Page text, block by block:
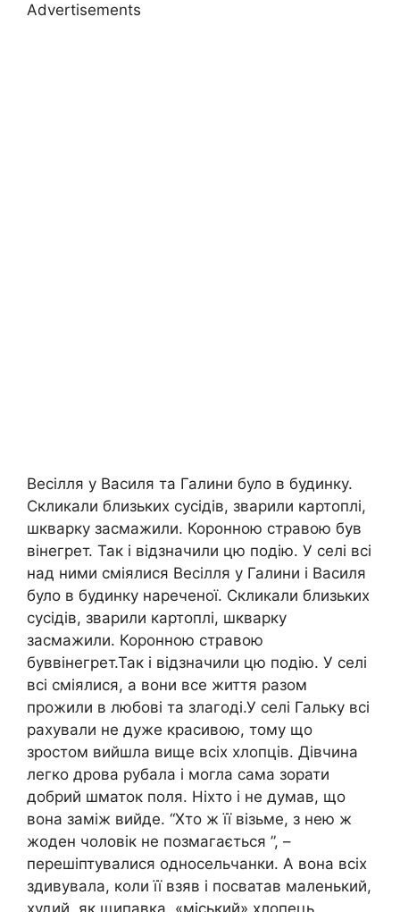
Advertisements
Весілля у Василя та Галини було в будинку.
Скликали близьких сусідів, зварили картоплі,
шкварку засмажили. Коронною стравою був
вінегрет. Так і відзначили цю подію. У селі всі
над ними сміялися Весілля у Галини і Василя
було в будинку нареченої. Скликали близьких
сусідів, зварили картоплі, шкварку
засмажили. Коронною стравою
буввінегрет.Так і відзначили цю подію. У селі
всі сміялися, а вони все життя разом
прожили в любові та злагоді.У селі Гальку всі
рахували не дуже красивою, тому що
зростом вийшла вище всіх хлопців. Дівчина
легко дрова рубала і могла сама зорати
добрий шматок поля. Ніхто і не думав, що
вона заміж вийде. “Хто ж її візьме, з нею ж
жоден чоловік не позмагається ”, –
перешіптувалися односельчанки. А вона всіх
здивувала, коли її взяв і посватав маленький,